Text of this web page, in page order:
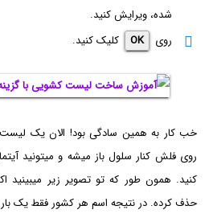
شده، ویرایش کنید.
روی
OK کلیک کنید.
خب کار به همین سادگی بود! الان یک
روی فلش کنار سلول باز میشه و میتونید
کنید. همون طور که تو تصویر زیر میبینید
حذف کرده. در نتیجه اسم هر کشور فقط یک